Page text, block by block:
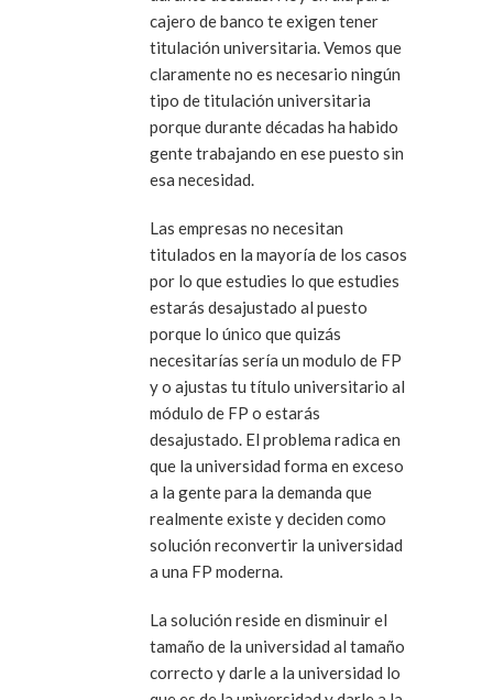
cajero de banco te exigen tener
titulación universitaria. Vemos que
claramente no es necesario ningún
tipo de titulación universitaria
porque durante décadas ha habido
gente trabajando en ese puesto sin
esa necesidad.
Las empresas no necesitan
titulados en la mayoría de los casos
por lo que estudies lo que estudies
estarás desajustado al puesto
porque lo único que quizás
necesitarías sería un modulo de FP
y o ajustas tu título universitario al
módulo de FP o estarás
desajustado. El problema radica en
que la universidad forma en exceso
a la gente para la demanda que
realmente existe y deciden como
solución reconvertir la universidad
a una FP moderna.
La solución reside en disminuir el
tamaño de la universidad al tamaño
correcto y darle a la universidad lo